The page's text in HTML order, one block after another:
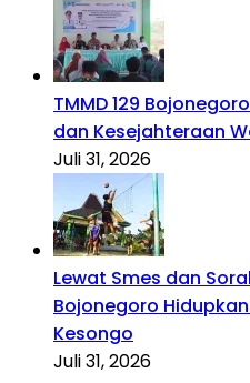
TMMD 129
dan Kesejahteraan
Juli 31, 2026
Lewat Smes dan
Bojonegoro
Kesongo
Juli 31, 2026